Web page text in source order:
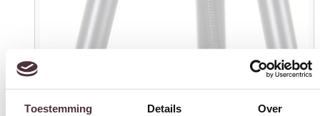
Toestemming Details Over